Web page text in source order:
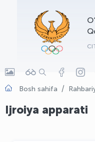
Bosh sahifa
Ijroiya apparati
OLYMPCHIK AI -
Onlayn · olympic.uz